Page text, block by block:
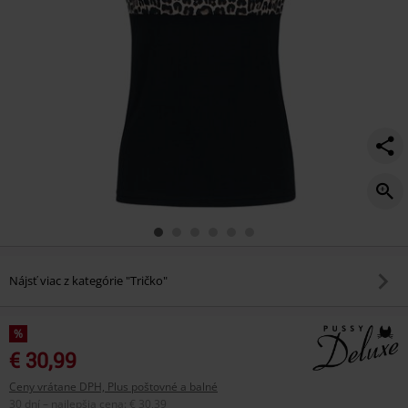
Nájsť viac z kategórie "Tričko"
%
€ 30,99
Ceny vrátane DPH, Plus poštovné a balné
30 dní – najlepšia cena
€ 30,39